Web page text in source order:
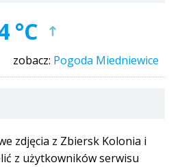
°C
zobacz: Pogoda Miedniewice
zdjęcia z Zbiersk Kolonia i
z użytkowników serwisu